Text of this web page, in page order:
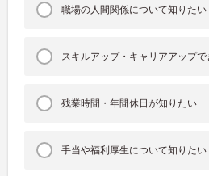
職場の人間関係について知りたい
スキルアップ・キャリアアップ
残業時間・年間休日が知りたい
手当や福利厚生について知りたい